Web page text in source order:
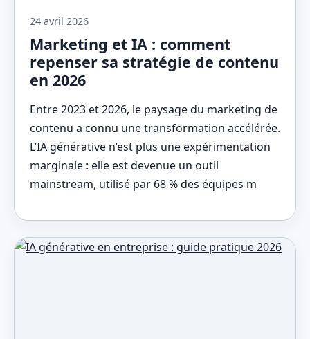
24 avril 2026
Marketing et IA : comment
repenser sa stratégie de contenu
en 2026
Entre 2023 et 2026, le paysage du marketing de
contenu a connu une transformation accélérée.
L’IA générative n’est plus une expérimentation
marginale : elle est devenue un outil
mainstream, utilisé par 68 % des équipes m